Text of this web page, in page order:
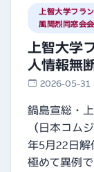
上智大学フラ
風間烈同窓会
上智大学
人情報無
2026-05-31
鍋島宣総・
（日本コム
年5月22日解
極めて異例